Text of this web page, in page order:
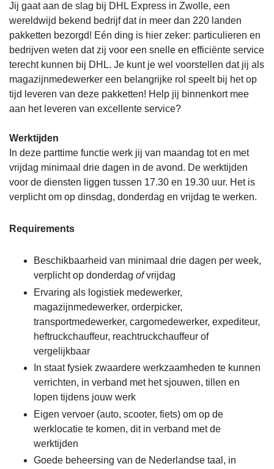
Jij gaat aan de slag bij DHL Express in Zwolle, een
wereldwijd bekend bedrijf dat in meer dan 220 landen
pakketten bezorgd! Eén ding is hier zeker: particulieren en
bedrijven weten dat zij voor een snelle en efficiënte service
terecht kunnen bij DHL. Je kunt je wel voorstellen dat jij als
magazijnmedewerker een belangrijke rol speelt bij het op
tijd leveren van deze pakketten! Help jij binnenkort mee
aan het leveren van excellente service?
Werktijden
In deze parttime functie werk jij van maandag tot en met
vrijdag minimaal drie dagen in de avond. De werktijden
voor de diensten liggen tussen 17.30 en 19.30 uur. Het is
verplicht om op dinsdag, donderdag en vrijdag te werken.
Requirements
Beschikbaarheid van minimaal drie dagen per week,
verplicht op donderdag ofvrijdag
Ervaring als logistiek medewerker,
magazijnmedewerker, orderpicker,
transportmedewerker, cargomedewerker, expediteur,
heftruckchauffeur, reachtruckchauffeur of
vergelijkbaar
In staat fysiek zwaardere werkzaamheden te kunnen
verrichten, in verband met het sjouwen, tillen en
lopen tijdens jouw werk
Eigen vervoer (auto, scooter, fiets) om op de
werklocatie te komen, dit in verband met de
werktijden
Goede beheersing van de Nederlandse taal, in